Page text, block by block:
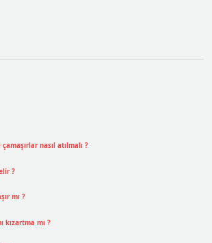
nasıl atılmalı ?
?
mı ?
kızartma mı ?